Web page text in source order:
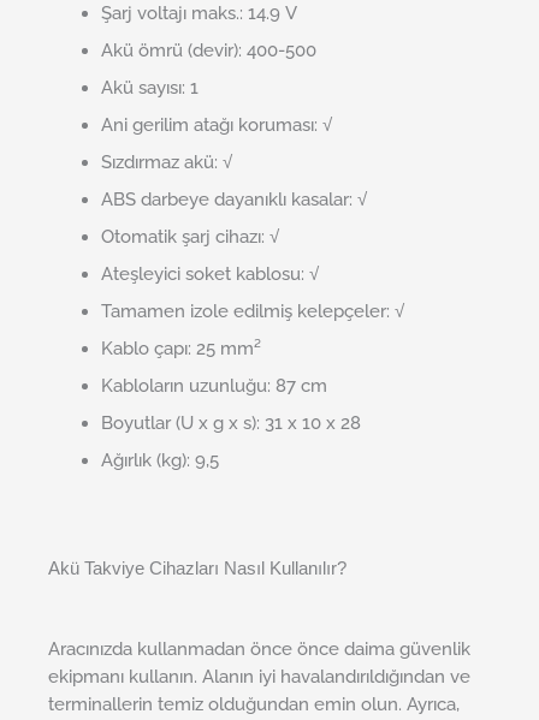
Şarj voltajı maks.: 14.9 V
Akü ömrü (devir): 400-500
Akü sayısı: 1
Ani gerilim atağı koruması: √
Sızdırmaz akü: √
ABS darbeye dayanıklı kasalar: √
Otomatik şarj cihazı: √
Ateşleyici soket kablosu: √
Tamamen izole edilmiş kelepçeler: √
Kablo çapı: 25 mm²
Kabloların uzunluğu: 87 cm
Boyutlar (U x g x s): 31 x 10 x 28
Ağırlık (kg): 9,5
Akü Takviye Cihazları Nasıl Kullanılır?
Aracınızda kullanmadan önce önce daima güvenlik
ekipmanı kullanın. Alanın iyi havalandırıldığından ve
terminallerin temiz olduğundan emin olun. Ayrıca,